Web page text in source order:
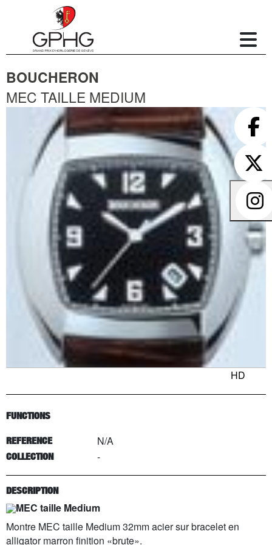
BOUCHERON
MEC TAILLE MEDIUM
HD
FUNCTIONS
REFERENCE N/A
COLLECTION -
DESCRIPTION
MEC taille Medium
Montre MEC taille Medium 32mm acier sur bracelet en
alligator marron finition «brute».